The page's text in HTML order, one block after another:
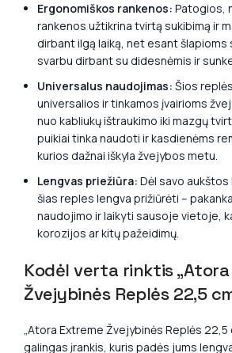
Ergonomiškos rankenos: Patogios,
rankenos užtikrina tvirtą sukibimą ir
dirbant ilgą laiką, net esant šlapioms
svarbu dirbant su didesnėmis ir
Universalus naudojimas: Šios
universalios ir tinkamos įvairioms
nuo kabliukų ištraukimo iki mazgų
puikiai tinka naudoti ir kasdienėms
kurios dažnai iškyla žvejybos metu.
Lengvas priežiūra: Dėl savo
šias reples lengva prižiūrėti –
naudojimo ir laikyti sausoje vietoje,
korozijos ar kitų pažeidimų.
Kodėl verta rinktis
Žvejybinės Replės 22,5
„Atora Extreme Žvejybinės Replės 22,5
galingas įrankis, kuris padės jums